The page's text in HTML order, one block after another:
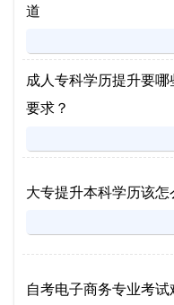
道
成人专科学历提升要
要求？
大专提升本科学历该怎
自考电子商务专业考试